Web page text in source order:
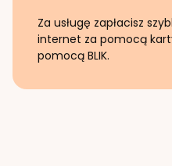
Za usługę zapłacisz
internet za pomocą
pomocą BLIK.